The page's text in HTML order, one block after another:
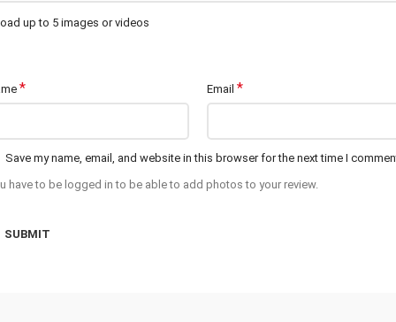
up to 5 images or videos
* Email *
Save my name, email, and website in this browser for the next time I
have to be logged in to be able to add photos to your review.